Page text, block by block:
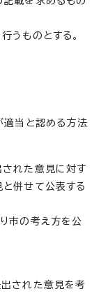
うものとする。
当と認める方法
れた意見に対す
と併せて公表する
市の考え方を公
された意見を考